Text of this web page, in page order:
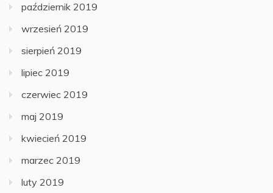
październik 2019
wrzesień 2019
sierpień 2019
lipiec 2019
czerwiec 2019
maj 2019
kwiecień 2019
marzec 2019
luty 2019